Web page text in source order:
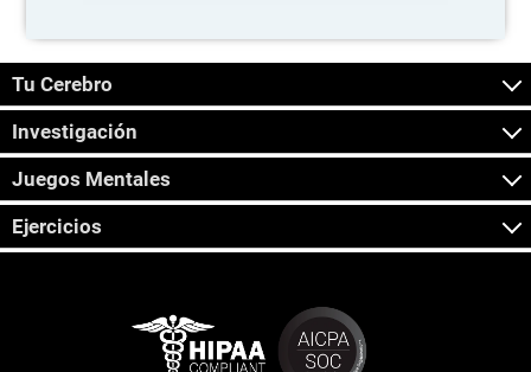
Tu Cerebro
Investigación
Juegos Mentales
Ejercicios